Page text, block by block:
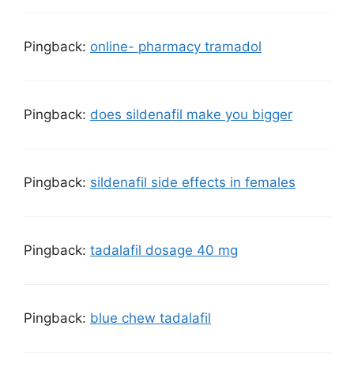
Pingback: online- pharmacy tramadol
Pingback: does sildenafil make you bigger
Pingback: sildenafil side effects in females
Pingback: tadalafil dosage 40 mg
Pingback: blue chew tadalafil